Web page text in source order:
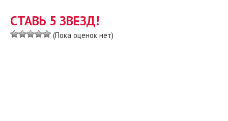
СТАВЬ 5 ЗВЕЗД!
(Пока оценок нет)